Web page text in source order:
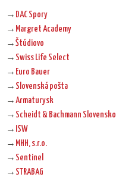
→ DAC Spory
→ Margret Academy
→ Štúdiovo
→ Swiss Life Select
→ Euro Bauer
→ Slovenská pošta
→ Armaturysk
→ Scheidt & Bachmann Slovensko
→ ISW
→ MHH, s.r.o.
→ Sentinel
→ STRABAG